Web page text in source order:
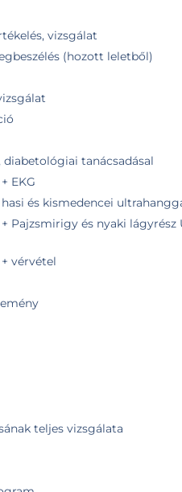
vizsgálat
(hozott leletből)
tanácsadásal
EKG
és kismedencei
Pajzsmirigy és nyaki lágyrész
vérvétel
teljes vizsgálata